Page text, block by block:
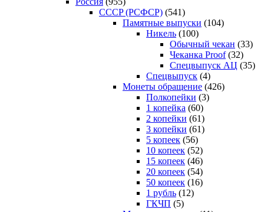
CCCP (РСФСР) (541)
Памятные выпуски (104)
Никель (100)
Обычный чекан (33)
Чеканка Proof(32)
Спецвыпуск АЦ (35)
Спецвыпуск (4)
Монеты обращение (426)
Полкопейки (3)
1 копейка (60)
2 копейки (61)
3 копейки (61)
5 копеек (56)
10 копеек (52)
15 копеек (46)
20 копеек (54)
50 копеек (16)
1 рубль (12)
ГКЧП (5)